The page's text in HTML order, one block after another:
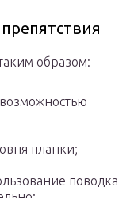
образом:
планки;
поводка